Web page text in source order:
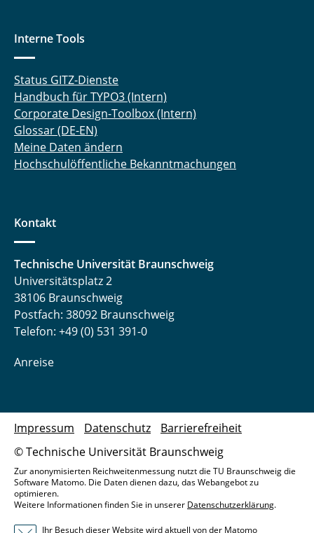
Interne Tools
Status GITZ-Dienste
Handbuch für TYPO3 (Intern)
Corporate Design-Toolbox (Intern)
Glossar (DE-EN)
Meine Daten ändern
Hochschulöffentliche Bekanntmachungen
Kontakt
Technische Universität Braunschweig
Universitätsplatz 2
38106 Braunschweig
Postfach: 38092 Braunschweig
Telefon: +49 (0) 531 391-0
Anreise
© Technische Universität Braunschweig
Impressum Datenschutz Barrierefreiheit
Zur anonymisierten Reichweitenmessung nutzt die TU Braunschweig die
Software Matomo. Die Daten dienen dazu, das Webangebot zu
optimieren.
Weitere Informationen finden Sie in unserer Datenschutzerklärung.
Ihr Besuch dieser Website wird aktuell von der Matomo